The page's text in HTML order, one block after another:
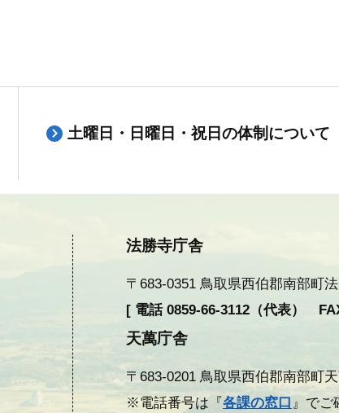
土曜日・日曜日・祝日の体制について
法勝寺庁舎
〒683-0351 鳥取県西伯郡南部町
[ 電話 0859-66-3112（代表）
天萬庁舎
〒683-0201 鳥取県西伯郡南部町
※電話番号は『各課の窓口 』でご